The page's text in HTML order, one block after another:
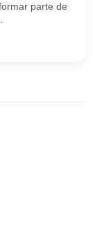
parte de